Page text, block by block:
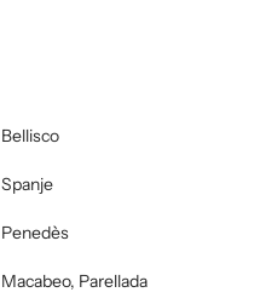
Bellisco
Spanje
Penedès
Macabeo, Parellada